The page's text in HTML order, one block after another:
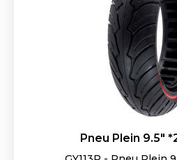
Pneu Plein 9.5"